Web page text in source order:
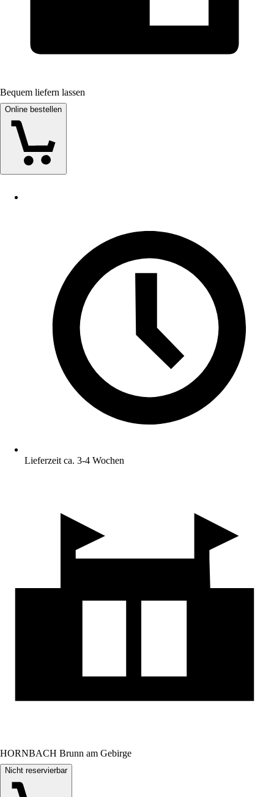
Bequem liefern lassen
Online bestellen
Lieferzeit ca. 3-4 Wochen
HORNBACH Brunn am Gebirge
Nicht reservierbar